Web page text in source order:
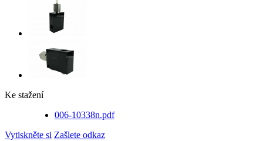
Ke stažení
006-10338n.pdf
Vytiskněte si Zašlete odkaz